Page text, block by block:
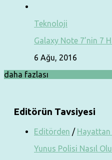
Teknoloji
Galaxy Note 7’nin 7
6 Ağu, 2016
daha fazlası
Editörün Tavsiyesi
Editörden /
Yunus Polisi Nasıl